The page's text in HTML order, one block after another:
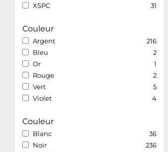
XSPC
31
Couleur
Argent
216
Bleu
2
Or
1
Rouge
2
Vert
5
Violet
4
Couleur
Blanc
36
Noir
236